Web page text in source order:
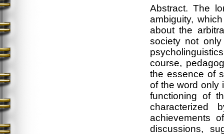
Abstract. The
ambiguity,
about the
society not
course,
the essence of
of the word only
functioning of
characterized
achievements
discussions,